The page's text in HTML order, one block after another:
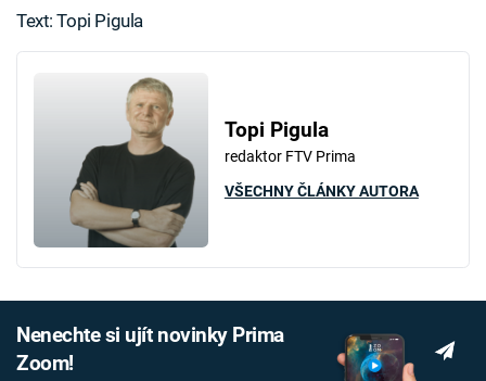
Text: Topi Pigula
Topi Pigula
redaktor FTV Prima
VŠECHNY ČLÁNKY AUTORA
Nenechte si ujít novinky Prima
Zoom!